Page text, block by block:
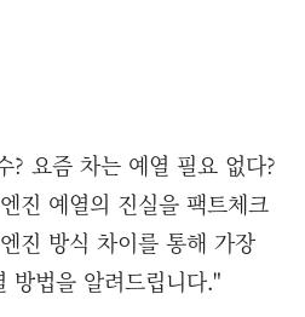
? 요즘 차는 예열 필요 없다?
진 예열의 진실을 팩트체크
진 방식 차이를 통해 가장
방법을 알려드립니다."